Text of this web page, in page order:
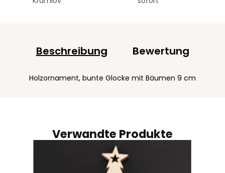
Verwandte Produkte
Beschreibung Bewertung
Holzornament, bunte Glocke mit Bäumen 9 cm